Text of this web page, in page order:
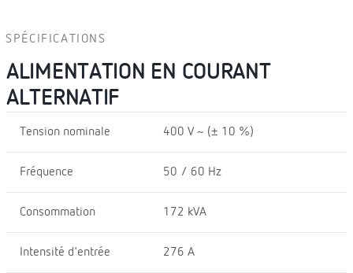
SPÉCIFICATIONS
ALIMENTATION EN COURANT
ALTERNATIF
Tension nominale 400 V ~ (± 10 %)
Fréquence 50 / 60 Hz
Consommation 172 kVA
Intensité d'entrée 276 A